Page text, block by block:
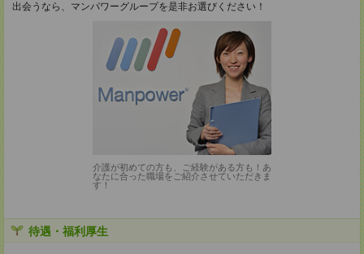
出会うなら、マンパワーグループを是非お選びください！
介護が初めての方も、ご経験がある方も！あ
なたに合った職場をご紹介させていただきま
す！
待遇・福利厚生